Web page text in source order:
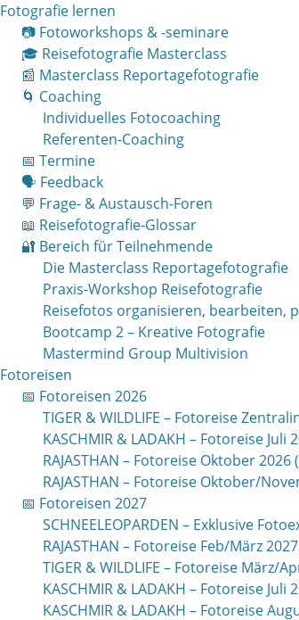
Fotografie lernen
📷 Fotoworkshops & -seminare
🎓 Reisefotografie Masterclass
📰 Masterclass Reportagefotografie
🌀 Coaching
Individuelles Fotocoaching
Referenten-Coaching
📅 Termine
🗣 Feedback
💬 Frage- & Austausch-Foren
📖 Reisefotografie-Glossar
🔐 Bereich für Teilnehmende
Die Masterclass Reportagefotografie
Praxis-Workshop Reisefotografie
Reisefotos organisieren, bearbeiten,
Bootcamp 2 – Kreative Fotografie
Mastermind Group Multivision
Fotoreisen
📅 Fotoreisen 2026
TIGER & WILDLIFE – Fotoreise
KASCHMIR & LADAKH – Fotoreise Juli
RAJASTHAN – Fotoreise Oktober 2026
RAJASTHAN – Fotoreise Oktober/
📅 Fotoreisen 2027
SCHNEELEOPARDEN – Exklusive
RAJASTHAN – Fotoreise Feb/März
TIGER & WILDLIFE – Fotoreise März/
KASCHMIR & LADAKH – Fotoreise Juli
KASCHMIR & LADAKH – Fotoreise